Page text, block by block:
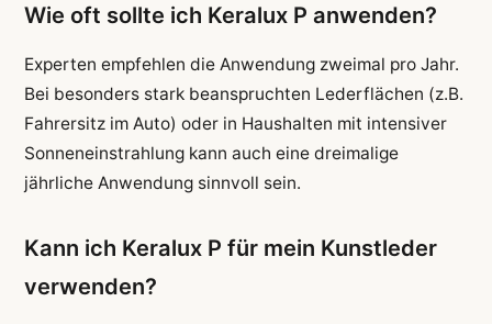
Wie oft sollte ich Keralux P anwenden?
Experten empfehlen die Anwendung zweimal pro Jahr.
Bei besonders stark beanspruchten Lederflächen (z.B.
Fahrersitz im Auto) oder in Haushalten mit intensiver
Sonneneinstrahlung kann auch eine dreimalige
jährliche Anwendung sinnvoll sein.
Kann ich Keralux P für mein Kunstleder
verwenden?